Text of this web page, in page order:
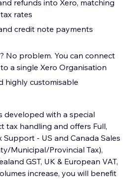
refunds into Xero, matching
rates
credit note payments
No problem. You can connect
a single Xero Organisation
highly customisable
developed with a special
tax handling and offers Full,
Support - US and Canada Sales
Municipal/Provincial Tax),
GST, UK & European VAT,
increase, you will benefit